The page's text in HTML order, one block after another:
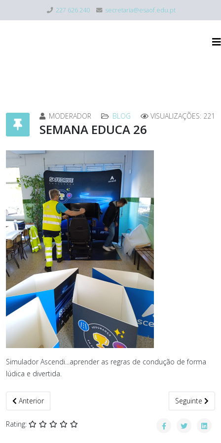
227 626 240 secretaria@esaof.edu.pt
MODERADOR BLOG VISUALIZAÇÕES: 221
SEMANA EDUCA 26
Simulador Ascendi...aprender as regras de condução de forma
lúdica e divertida.
Artigo anterior: SEMANA EDUCA 26
Anterior Artigo
Seguinte
Rating: